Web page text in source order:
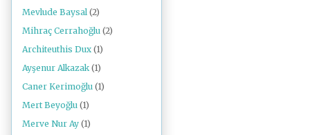
Mevlude Baysal (2)
Mihraç Cerrahoğlu (2)
Architeuthis Dux (1)
Ayşenur Alkazak (1)
Caner Kerimoğlu (1)
Mert Beyoğlu (1)
Merve Nur Ay (1)